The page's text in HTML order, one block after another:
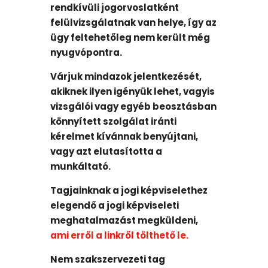
rendkívüli jogorvoslatként
felülvizsgálatnak van helye, így az
ügy feltehetőleg nem került még
nyugvópontra.
Várjuk mindazok jelentkezését,
akiknek ilyen igényük lehet, vagyis
vizsgálói vagy egyéb beosztásban
könnyített szolgálat iránti
kérelmet kívánnak benyújtani,
vagy azt elutasította a
munkáltató.
Tagjainknak a jogi képviselethez
elegendő a jogi képviseleti
meghatalmazást megküldeni,
ami erről a linkről tölthető le.
Nem szakszervezeti tag